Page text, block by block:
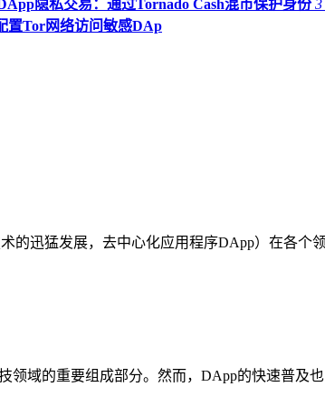
隐私交易：通过Tornado Cash混币保护身份 3
置Tor网络访问敏感DAp
的迅猛发展，去中心化应用程序DApp）在各个
领域的重要组成部分。然而，DApp的快速普及